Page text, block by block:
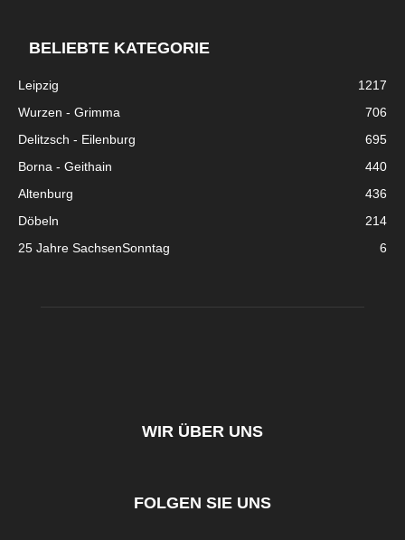
BELIEBTE KATEGORIE
Leipzig
1217
Wurzen - Grimma
706
Delitzsch - Eilenburg
695
Borna - Geithain
440
Altenburg
436
Döbeln
214
25 Jahre SachsenSonntag
6
WIR ÜBER UNS
FOLGEN SIE UNS